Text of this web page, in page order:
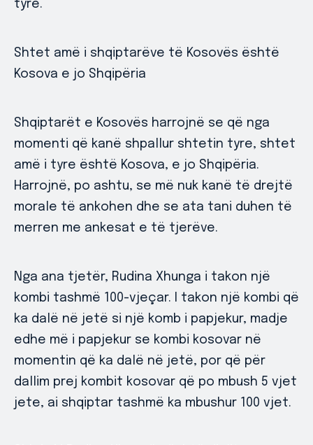
tyre.
Shtet amë i shqiptarëve të Kosovës është
Kosova e jo Shqipëria
Shqiptarët e Kosovës harrojnë se që nga
momenti që kanë shpallur shtetin tyre, shtet
amë i tyre është Kosova, e jo Shqipëria.
Harrojnë, po ashtu, se më nuk kanë të drejtë
morale të ankohen dhe se ata tani duhen të
merren me ankesat e të tjerëve.
Nga ana tjetër, Rudina Xhunga i takon një
kombi tashmë 100-vjeçar. I takon një kombi që
ka dalë në jetë si një komb i papjekur, madje
edhe më i papjekur se kombi kosovar në
momentin që ka dalë në jetë, por që për
dallim prej kombit kosovar që po mbush 5 vjet
jete, ai shqiptar tashmë ka mbushur 100 vjet.